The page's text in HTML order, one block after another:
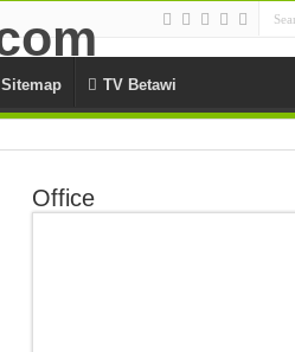
Sitemap TV Betawi
Office